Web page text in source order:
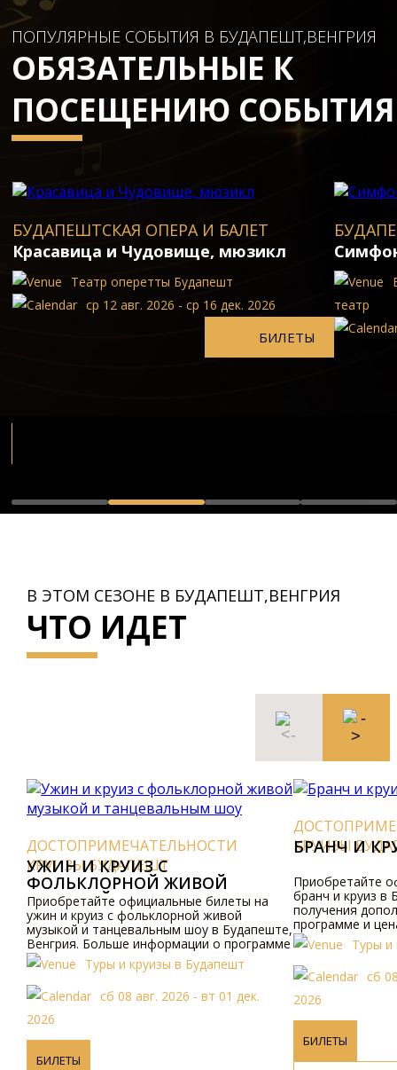
ПОПУЛЯРНЫЕ СОБЫТИЯ В БУДАПЕШТ,ВЕНГРИЯ
ОБЯЗАТЕЛЬНЫЕ К
ПОСЕЩЕНИЮ СОБЫТИЯ
БУДАПЕШТСКАЯ ОПЕРА И БАЛЕТ
Красавица и Чудовище, мюзикл
Театp опеpетты Будапешт
ср 12 авг. 2026 - ср 16 дек. 2026
БИЛЕТЫ
театp
В ЭТОМ СЕЗОНЕ В БУДАПЕШТ,ВЕНГРИЯ
ЧТО ИДЕТ
БУДАПЕШТ
И КРУИЗ С
ЖИВОЙ
И ТАНЦЕВАЛЬНЫМ
официальные билеты на
и круиз с фольклорной живой
и танцевальным шоу в Будапеште,
Больше информации о программе
ценах доступно онлайн и по телефону.
Туры и круизы в Будапешт
сб 08 авг. 2026 - вт 01 дек.
БИЛЕТЫ
КРУИЗЫ
БРАНЧ И КРУИЗ
Приобретайте
бранч и круиз в
получения
программе и ценах,
наш веб-сайт или
телефону.Туры и
сб 08
БИЛЕТЫ